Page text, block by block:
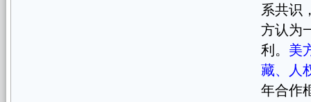
系共识
方认为
利。 美
藏、人
年合作